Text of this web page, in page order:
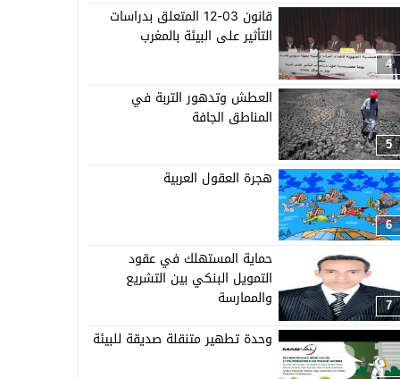
4
قانون 03-12 المتعلق بدراسات
التأثير على البيئة بالمغرب
5
العطش وتدهور التربة في
المناطق الجافة
6
هجرة العقول العربية
7
حماية المستهلك في عقود
التمويل البنكي بين التشريع
والممارسة
وحدة تطهير متنقلة صديقة للبيئة